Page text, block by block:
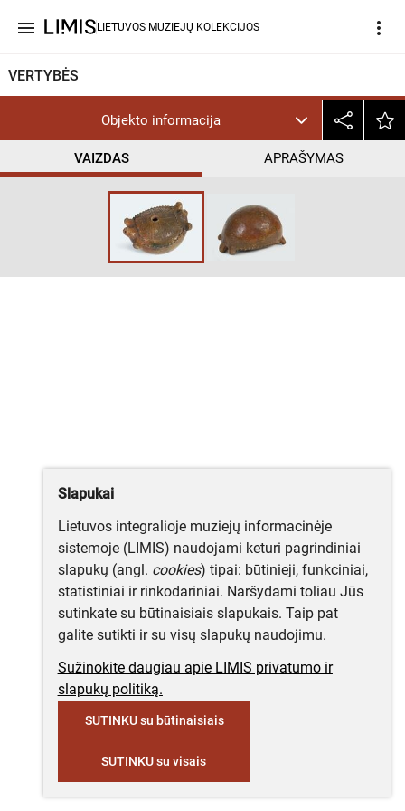
menu LIETUVOS MUZIEJŲ KOLEKCIJOS more_vert
VERTYBĖS
Objekto informacija
VAIZDAS APRAŠYMAS
CC BY-NC-ND
Slapukai
Lietuvos integralioje muziejų informacinėje
sistemoje (LIMIS) naudojami keturi pagrindiniai
slapukų (angl. cookies) tipai: būtinieji, funkciniai,
statistiniai ir rinkodariniai. Naršydami toliau Jūs
sutinkate su būtinaisiais slapukais. Taip pat
galite sutikti ir su visų slapukų naudojimu.
Sužinokite daugiau apie LIMIS privatumo ir
slapukų politiką.
SUTINKU su būtinaisiais
SUTINKU su visais